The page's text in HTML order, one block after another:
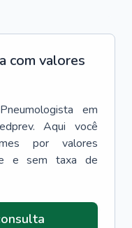
com valores
Pneumologista
em
Aqui você
por valores
e sem taxa de